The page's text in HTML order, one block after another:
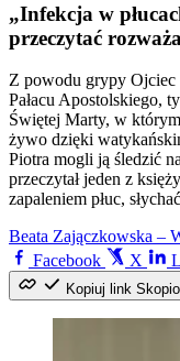
„Infekcja w
przeczytać
Z powodu grypy Ojciec
Pałacu Apostolskiego,
Świętej Marty, w
żywo dzięki
Piotra mogli ją śledzić
przeczytał jeden z
zapaleniem płuc,
Beata Zajączkowska –
Facebook
X
Kopiuj link